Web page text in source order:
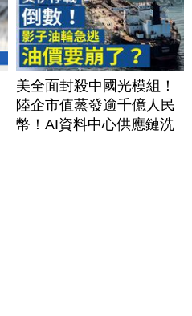
美全面封殺中國光模組！
陸企市值蒸發逾千億人民
幣！AI資料中心供應鏈洗